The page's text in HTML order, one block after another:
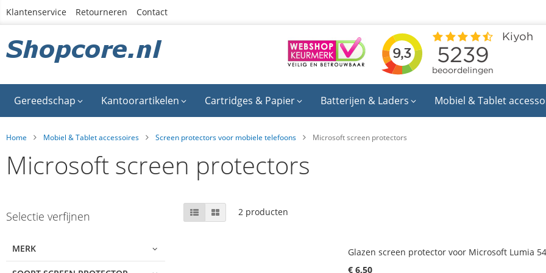
Ga
inhoud
Klantenservice Retourneren Contact
Gereedschap Kantoorartikelen Cartridges & Papier Batterijen & Laders Mobiel & Tablet
Home Mobiel & Tablet accessoires Screen protectors voor mobiele telefoons Microsoft screen protectors
Microsoft screen protectors
to
list
Selectie verfijnen
MERK
Tonen
als
Lijst Foto-
tabel
2producten
Glazen screen protector voor Microsoft Lumia
€ 6,50